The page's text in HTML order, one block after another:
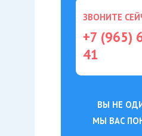
ЗВОНИТЕ
+7 (965)
41
ВЫ НЕ
МЫ ВАС